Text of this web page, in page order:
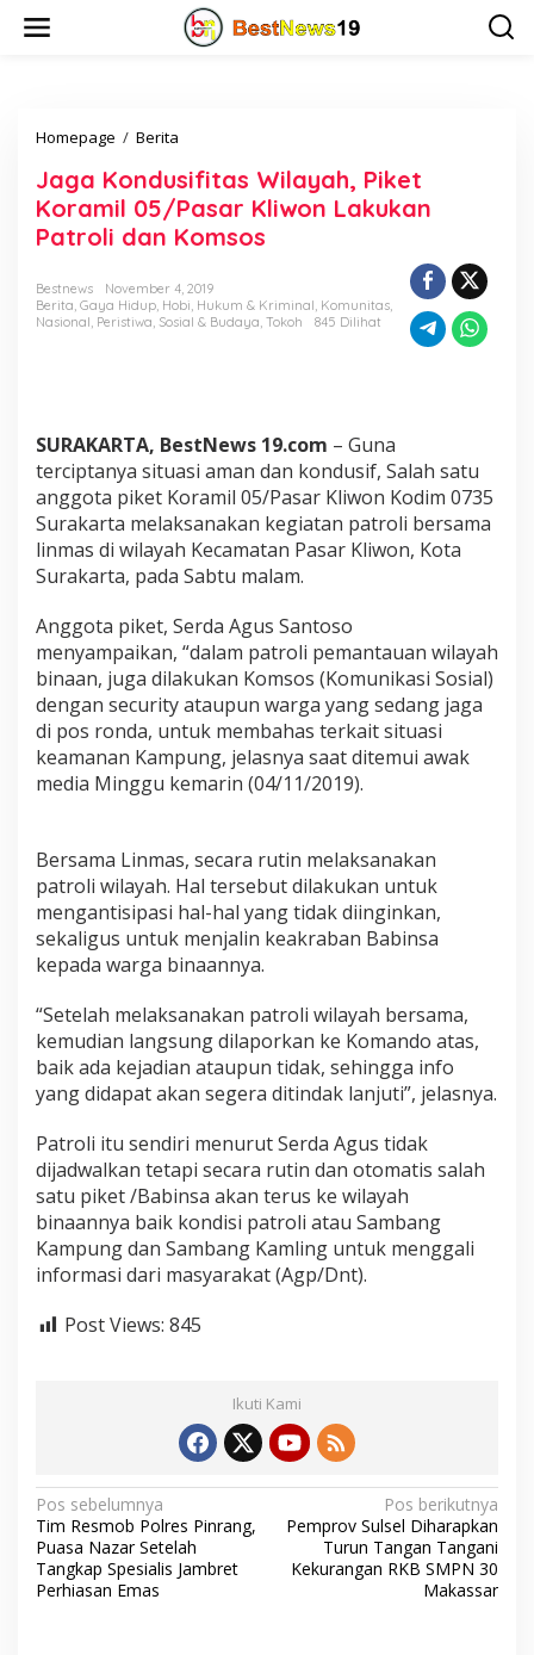
Homepage / Berita
g
a
K
o
d
u
s
a
s
W
i
l
a
y
a
,
P
i
e
t
K
o
i
l
0
5
/
P
s
a
r
K
l
w
o
n
L
a
k
u
a
n
r
o
i
a
n
K
Jaga Kondusifitas Wilayah, Piket
Koramil 05/Pasar Kliwon Lakukan
Patroli dan Komsos
Bestnews
November 4, 2019
Berita, Gaya Hidup, Hobi, Hukum & Kriminal, Komunitas,
Nasional, Peristiwa, Sosial & Budaya, Tokoh 845 Dilihat
SURAKARTA, BestNews 19.com – Guna
terciptanya situasi aman dan kondusif, Salah satu
anggota piket Koramil 05/Pasar Kliwon Kodim 0735
Surakarta melaksanakan kegiatan patroli bersama
linmas di wilayah Kecamatan Pasar Kliwon, Kota
Surakarta, pada Sabtu malam.
Anggota piket, Serda Agus Santoso
menyampaikan, “dalam patroli pemantauan wilayah
binaan, juga dilakukan Komsos (Komunikasi Sosial)
dengan security ataupun warga yang sedang jaga
di pos ronda, untuk membahas terkait situasi
keamanan Kampung, jelasnya saat ditemui awak
media Minggu kemarin (04/11/2019).
Bersama Linmas, secara rutin melaksanakan
patroli wilayah. Hal tersebut dilakukan untuk
mengantisipasi hal-hal yang tidak diinginkan,
sekaligus untuk menjalin keakraban Babinsa
kepada warga binaannya.
“Setelah melaksanakan patroli wilayah bersama,
kemudian langsung dilaporkan ke Komando atas,
baik ada kejadian ataupun tidak, sehingga info
yang didapat akan segera ditindak lanjuti”, jelasnya.
Patroli itu sendiri menurut Serda Agus tidak
dijadwalkan tetapi secara rutin dan otomatis salah
satu piket /Babinsa akan terus ke wilayah
binaannya baik kondisi patroli atau Sambang
Kampung dan Sambang Kamling untuk menggali
informasi dari masyarakat (Agp/Dnt).
Post Views: 845
Ikuti Kami
N
a
v
i
Pos sebelumnya
Tim Resmob Polres Pinrang,
Puasa Nazar Setelah
Tangkap Spesialis Jambret
Perhiasan Emas
Pos berikutnya
Pemprov Sulsel Diharapkan
Turun Tangan Tangani
Kekurangan RKB SMPN 30
Makassar